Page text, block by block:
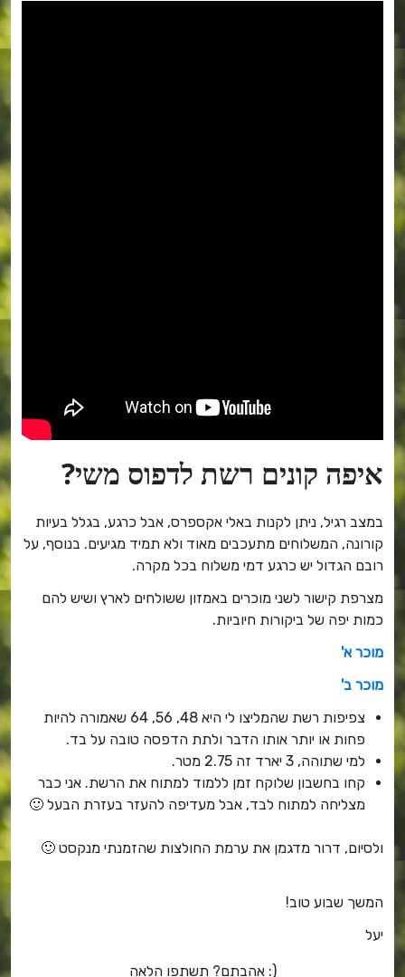
איפה קונים רשת לדפוס משי?
במצב רגיל, ניתן לקנות באלי אקספרס, אבל כרגע, בגלל בעיות
קורונה, המשלוחים מתעכבים מאוד ולא תמיד מגיעים. בנוסף, על
רובם הגדול יש כרגע דמי משלוח בכל מקרה.
מצרפת קישור לשני מוכרים באמזון ששולחים לארץ ושיש להם
כמות יפה של ביקורות חיוביות.
מוכר א'
מוכר ב'
צפיפות רשת שהמליצו לי היא 48, 56, 64 שאמורה להיות
פחות או יותר אותו הדבר ולתת הדפסה טובה על בד.
למי שתוהה, 3 יארד זה 2.75 מטר.
קחו בחשבון שלוקח זמן ללמוד למתוח את הרשת. אני כבר
מצליחה למתוח לבד, אבל מעדיפה להעזר בעזרת הבעל 🙂
ולסיום, דרור מדגמן את ערמת החולצות שהזמנתי מנקסט 🙂
המשך שבוע טוב!
יעל
אהבתם? תשתפו הלאה :)